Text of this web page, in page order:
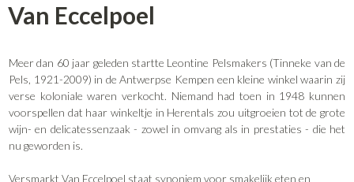
Van Eccelpoel
Meer dan 60 jaar geleden startte Leontine Pelsmakers (Tinneke van de
Pels, 1921-2009) in de Antwerpse Kempen een kleine winkel waarin zij
verse koloniale waren verkocht. Niemand had toen in 1948 kunnen
voorspellen dat haar winkeltje in Herentals zou uitgroeien tot de grote
wijn- en delicatessenzaak - zowel in omvang als in prestaties - die het
nu geworden is.
Versmarkt Van Eccelpoel staat synoniem voor smakelijk eten en